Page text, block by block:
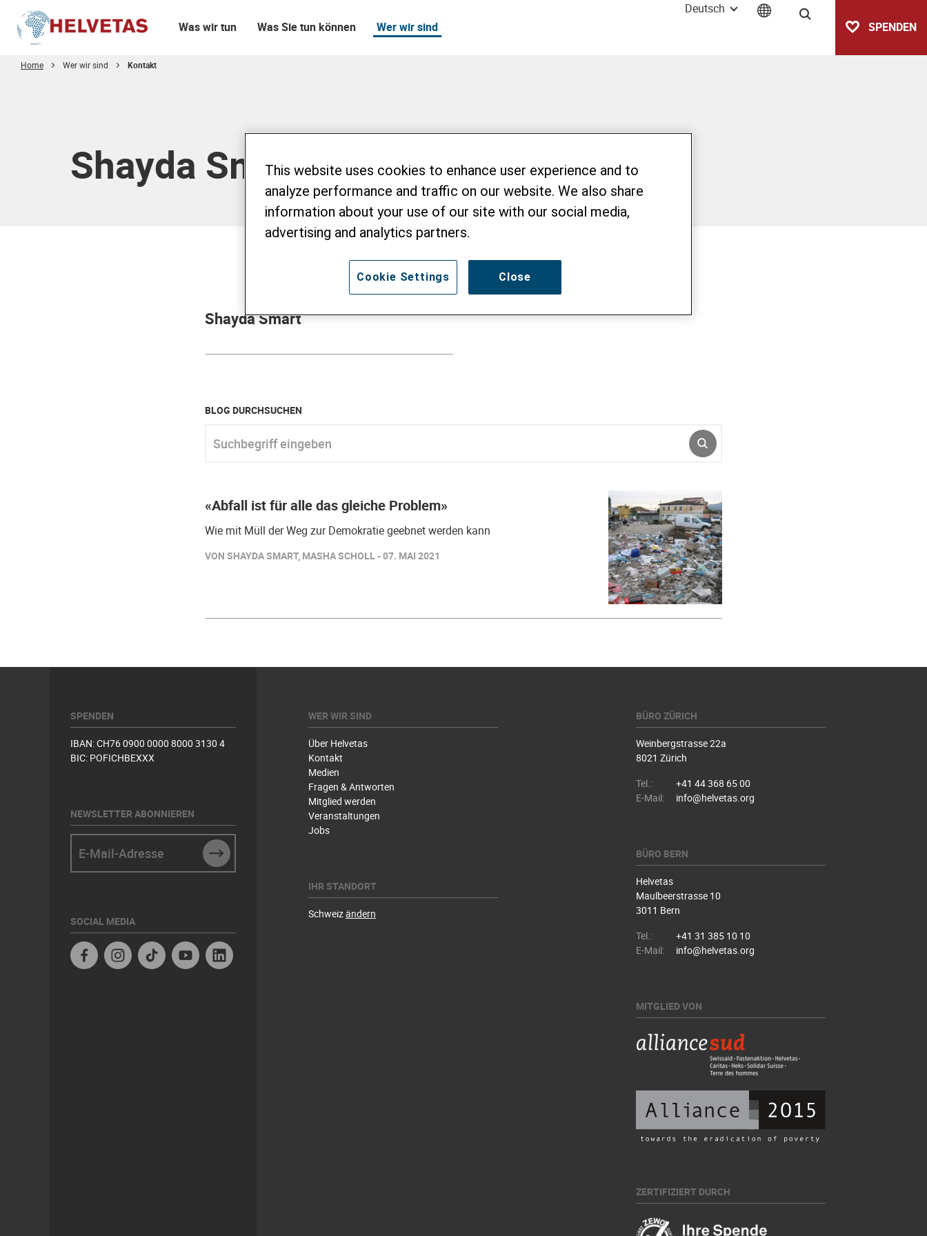
Was wir tun Was Sie tun können Wer wir sind
Deutsch
Suche
SPENDEN
Home Wer wir sind Kontakt
Shayda Smart
Shayda Smart
BLOG DURCHSUCHEN
ABSENDEN
«Abfall ist für alle das gleiche Problem»
Wie mit Müll der Weg zur Demokratie geebnet werden kann
VON SHAYDA SMART, MASHA SCHOLL - 07. MAI 2021
SPENDEN
IBAN: CH76 0900 0000 8000 3130 4
BIC: POFICHBEXXX
NEWSLETTER ABONNIEREN
SUBMIT
SOCIAL MEDIA
FacebookInstagramTikTok Youtube
WER WIR SIND
Über Helvetas
Kontakt
Medien
Fragen & Antworten
Mitglied werden
Veranstaltungen
Jobs
IHR STANDORT
Schweizändern
BÜRO ZÜRICH
Weinbergstrasse 22a
8021 Zürich
Tel.:
+41 44 368 65 00
E-Mail:
info@helvetas.org
BÜRO BERN
Helvetas
Maulbeerstrasse 10
3011 Bern
Tel.:
+41 31 385 10 10
E-Mail:
info@helvetas.org
MITGLIED VON
ZERTIFIZIERT DURCH
This website uses cookies to enhance user experience and to
analyze performance and traffic on our website. We also share
information about your use of our site with our social media,
advertising and analytics partners.
Close
Cookie Settings